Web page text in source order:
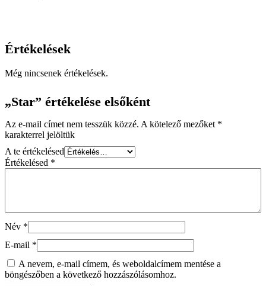
Értékelések
Még nincsenek értékelések.
„Star” értékelése elsőként
Az e-mail címet nem tesszük közzé. A kötelező mezőket *
karakterrel jelöltük
A te értékelésed
Értékelésed *
Név *
E-mail *
A nevem, e-mail címem, és weboldalcímem mentése a
böngészőben a következő hozzászólásomhoz.